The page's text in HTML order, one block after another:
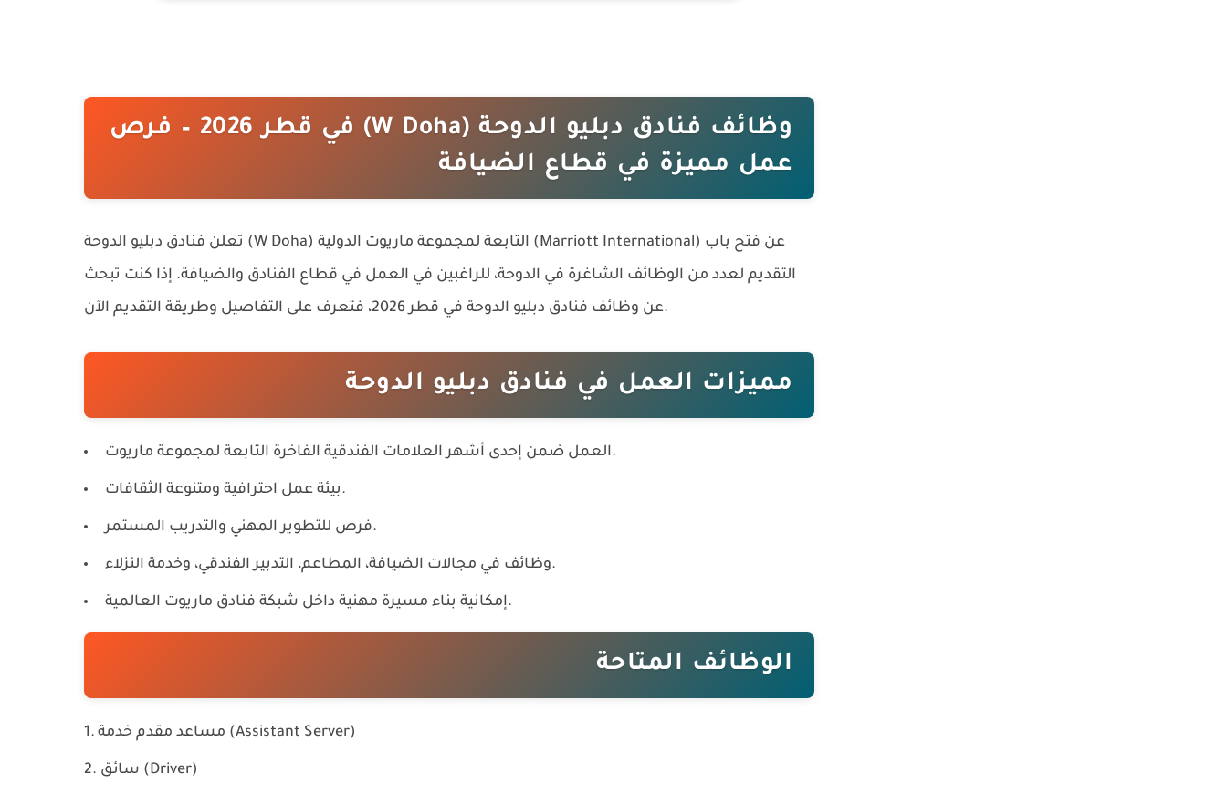
وظائف فنادق دبليو الدوحة (W Doha) في قطر 2026 – فرص
عمل مميزة في قطاع الضيافة
تعلن فنادق دبليو الدوحة (W Doha) التابعة لمجموعة ماريوت الدولية (Marriott International)
التقديم لعدد من الوظائف الشاغرة في الدوحة، للراغبين في العمل في قطاع الفنادق والضيافة. إذا كنت تبحث
عن وظائف فنادق دبليو الدوحة في قطر 2026، فتعرف على التفاصيل وطريقة التقديم الآن.
مميزات العمل في فنادق دبليو الدوحة
العمل ضمن إحدى أشهر العلامات الفندقية الفاخرة التابعة لمجموعة ماريوت.
بيئة عمل احترافية ومتنوعة الثقافات.
فرص للتطوير المهني والتدريب المستمر.
وظائف في مجالات الضيافة، المطاعم، التدبير الفندقي، وخدمة النزلاء.
إمكانية بناء مسيرة مهنية داخل شبكة فنادق ماريوت العالمية.
الوظائف المتاحة
مساعد مقدم خدمة (Assistant Server)
سائق (Driver)